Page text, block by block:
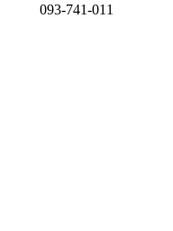
093-741-011